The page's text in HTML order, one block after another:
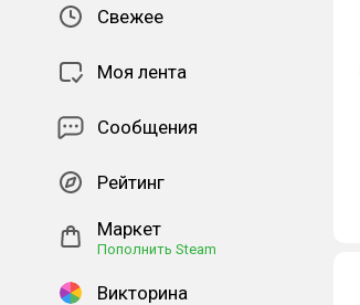
Свежее
Моя лента
Сообщения
Рейтинг
Маркет
Пополнить Steam
Викторина